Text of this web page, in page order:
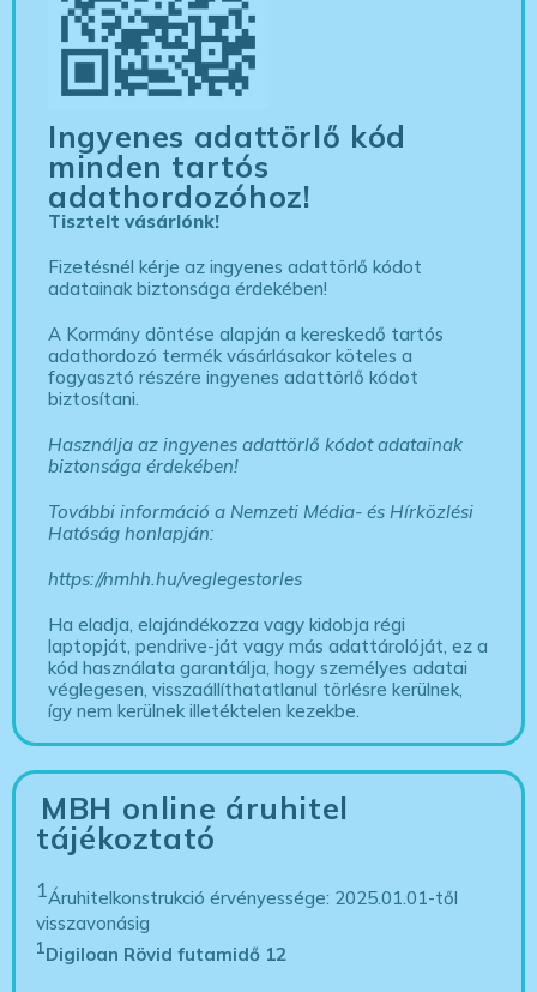
Ingyenes adattörlő kód
minden tartós
adathordozóhoz!
Tisztelt vásárlónk!
Fizetésnél kérje az ingyenes adattörlő kódot
adatainak biztonsága érdekében!
A Kormány döntése alapján a kereskedő tartós
adathordozó termék vásárlásakor köteles a
fogyasztó részére ingyenes adattörlő kódot
biztosítani.
Használja az ingyenes adattörlő kódot adatainak
biztonsága érdekében!
További információ a Nemzeti Média- és Hírközlési
Hatóság honlapján:
https://nmhh.hu/veglegestorles
Ha eladja, elajándékozza vagy kidobja régi
laptopját, pendrive-ját vagy más adattárolóját, ez a
kód használata garantálja, hogy személyes adatai
véglegesen, visszaállíthatatlanul törlésre kerülnek,
így nem kerülnek illetéktelen kezekbe.
MBH online áruhitel
tájékoztató
1Áruhitelkonstrukció érvényessége: 2025.01.01-től
visszavonásig
1Digiloan Rövid futamidő 12